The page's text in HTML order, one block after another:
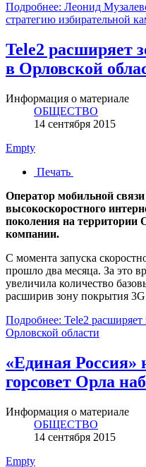
Подробнее: Леонид
стратегию избирательной
Tele2 расширяет
в Орловской
Информация о материале
ОБЩЕСТВО
14 сентября 2015
Empty
Печать
Оператор мобильной связи
высокоскоростного
поколения на территории
компании.
С момента запуска
прошло два месяца. За это
увеличила количество
расширив зону покрытия
Подробнее: Tele2
Орловской области
«Единая Россия»
горсовет Орла
Информация о материале
ОБЩЕСТВО
14 сентября 2015
Empty